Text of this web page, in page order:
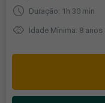
Duração: 1h 30 min
Idade Mínima: 8 anos